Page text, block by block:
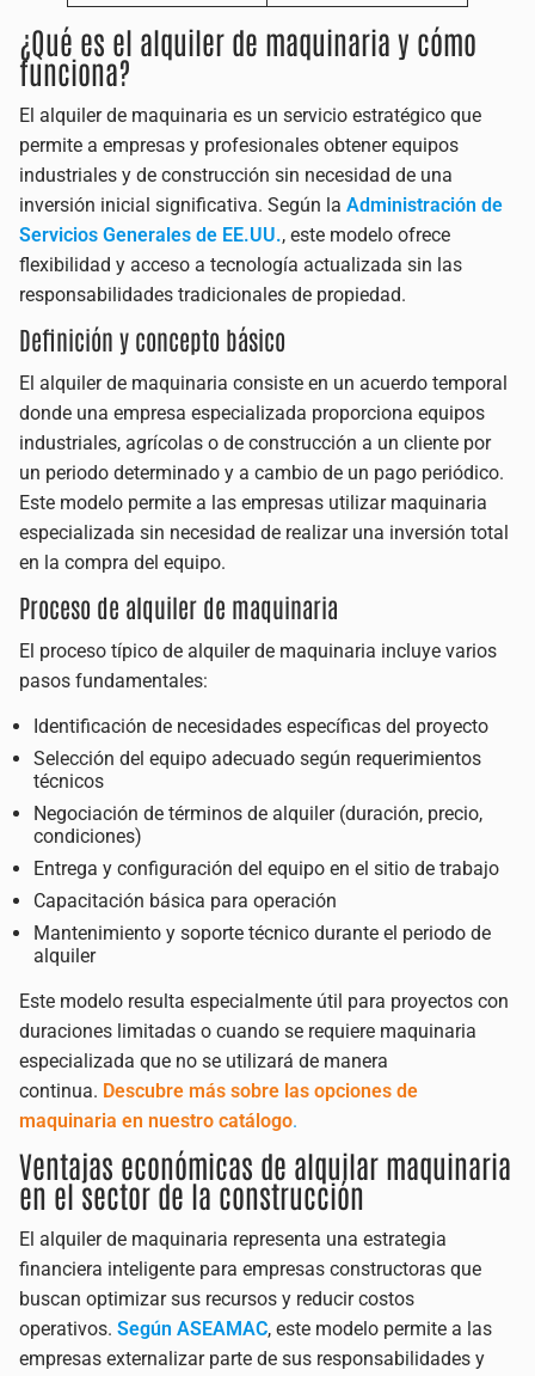
¿Qué es el alquiler de maquinaria y cómo
funciona?
El alquiler de maquinaria es un servicio estratégico que
permite a empresas y profesionales obtener equipos
industriales y de construcción sin necesidad de una
inversión inicial significativa. Según la Administración de
Servicios Generales de EE.UU., este modelo ofrece
flexibilidad y acceso a tecnología actualizada sin las
responsabilidades tradicionales de propiedad.
Definición y concepto básico
El alquiler de maquinaria consiste en un acuerdo temporal
donde una empresa especializada proporciona equipos
industriales, agrícolas o de construcción a un cliente por
un periodo determinado y a cambio de un pago periódico.
Este modelo permite a las empresas utilizar maquinaria
especializada sin necesidad de realizar una inversión total
en la compra del equipo.
Proceso de alquiler de maquinaria
El proceso típico de alquiler de maquinaria incluye varios
pasos fundamentales:
Identificación de necesidades específicas del proyecto
Selección del equipo adecuado según requerimientos
técnicos
Negociación de términos de alquiler (duración, precio,
condiciones)
Entrega y configuración del equipo en el sitio de trabajo
Capacitación básica para operación
Mantenimiento y soporte técnico durante el periodo de
alquiler
Este modelo resulta especialmente útil para proyectos con
duraciones limitadas o cuando se requiere maquinaria
especializada que no se utilizará de manera
continua. Descubre más sobre las opciones de
maquinaria en nuestro catálogo.
Ventajas económicas de alquilar maquinaria
en el sector de la construcción
El alquiler de maquinaria representa una estrategia
financiera inteligente para empresas constructoras que
buscan optimizar sus recursos y reducir costos
operativos. Según ASEAMAC, este modelo permite a las
empresas externalizar parte de sus responsabilidades y